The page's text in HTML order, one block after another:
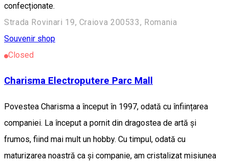
confecționate.
Strada Rovinari 19, Craiova 200533, Romania
Souvenir shop
Closed
Charisma Electroputere Parc Mall
Povestea Charisma a început în 1997, odată cu înființarea
companiei. La început a pornit din dragostea de artă și
frumos, fiind mai mult un hobby. Cu timpul, odată cu
maturizarea noastră ca și companie, am cristalizat misiunea